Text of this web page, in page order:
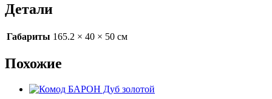
Детали
Габариты 165.2 × 40 × 50 см
Похожие